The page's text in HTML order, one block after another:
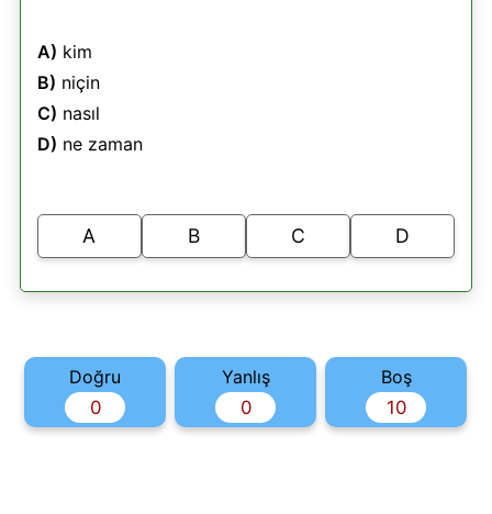
A) kim
B) niçin
C) nasıl
D) ne zaman
A B C D
Doğru
0
Yanlış
0
Boş
10